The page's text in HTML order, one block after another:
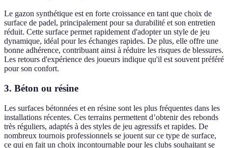
Le gazon synthétique est en forte croissance en tant que choix de
surface de padel, principalement pour sa durabilité et son entretien
réduit. Cette surface permet rapidement d'adopter un style de jeu
dynamique, idéal pour les échanges rapides. De plus, elle offre une
bonne adhérence, contribuant ainsi à réduire les risques de blessures.
Les retours d'expérience des joueurs indique qu'il est souvent préféré
pour son confort.
3. Béton ou résine
Les surfaces bétonnées et en résine sont les plus fréquentes dans les
installations récentes. Ces terrains permettent d’obtenir des rebonds
très réguliers, adaptés à des styles de jeu agressifs et rapides. De
nombreux tournois professionnels se jouent sur ce type de surface,
ce qui en fait un choix incontournable pour les clubs souhaitant se